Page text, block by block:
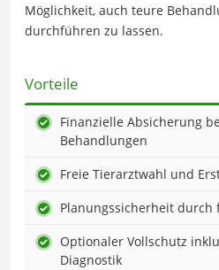
Möglichkeit, auch teure
durchführen zu lassen.
Vorteile
Finanzielle Absicherung
Behandlungen
Freie Tierarztwahl und
Planungssicherheit durch
Optionaler Vollschutz
Diagnostik